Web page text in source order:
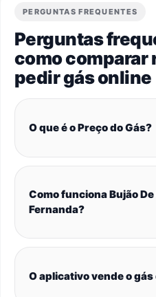
PERGUNTAS FREQUENTES
Perguntas
como comparar
pedir gás online
O que é o Preço do Gás?
Como funciona Bujão
Fernanda?
O aplicativo vende o